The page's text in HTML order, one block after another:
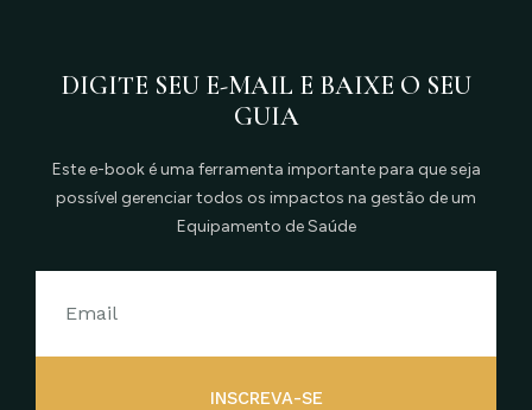
DIGITE SEU E-MAIL E BAIXE O SEU
GUIA
Este e-book é uma ferramenta importante para que seja
possível gerenciar todos os impactos na gestão de um
Equipamento de Saúde
INSCREVA-SE